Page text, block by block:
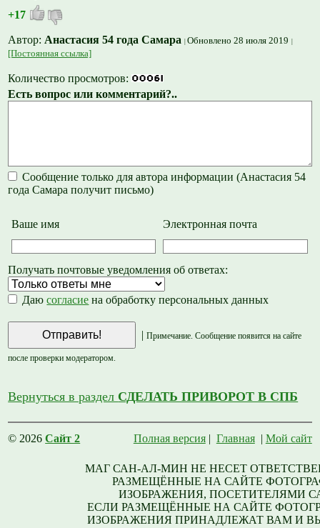
+17
Автор: Анастасия 54 года Самара Обновлено 28 июля 2019
[Постоянная ссылка]
Количество просмотров:
Есть вопрос или комментарий?..
Сообщение только для автора информации (Анастасия 54
года Самара получит письмо)
Ваше имя Электронная почта
Получать почтовые уведомления об ответах:
Даюсогласие на обработку персональных данных
| Примечание. Сообщение появится на сайте
после проверки модератором.
Вернуться в раздел СДЕЛАТЬ ПРИВОРОТ В СПБ
© 2026Сайт 2 Полная версия| Главная| Мой сайт
МАГ САН-АЛ-МИН НЕ НЕСЕТ
РАЗМЕЩЁННЫЕ НА САЙТЕ
ИЗОБРАЖЕНИЯ, ПОСЕТИТЕЛЯМИ
ЕСЛИ РАЗМЕЩЁННЫЕ НА САЙТЕ
ИЗОБРАЖЕНИЯ ПРИНАДЛЕЖАТ ВАМ И